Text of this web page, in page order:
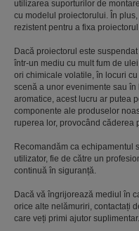
utilizarea suporturilor de
cu modelul proiectorului. În
rezistent pentru a fixa
Dacă proiectorul este
într-un mediu cu mult fum de
ori chimicale volatile, în locuri
scenă a unor evenimente sau
aromatice, acest lucru ar putea
componente ale produselor
ruperea lor, provocând căderea
Recomandăm ca echipamentul
utilizator, fie de către un
continuă în siguranță.
Dacă vă îngrijorează mediul în
orice alte nelămuriri, contactați
care veți primi ajutor suplimentar.